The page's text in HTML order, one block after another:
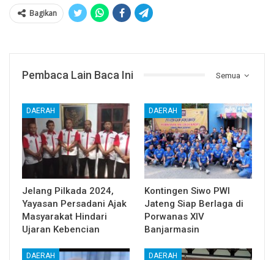
Bagikan
Semua
Pembaca Lain Baca Ini
DAERAH
Jelang Pilkada 2024,
Yayasan Persadani Ajak
Masyarakat Hindari
Ujaran Kebencian
DAERAH
Kontingen Siwo PWI
Jateng Siap Berlaga di
Porwanas XIV
Banjarmasin
DAERAH DAERAH